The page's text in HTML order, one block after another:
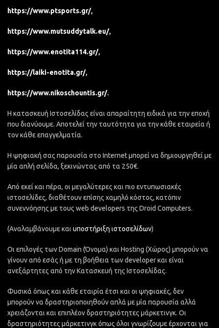
https://www.ptsports.gr/,
https://www.mutsuddytalk.eu/,
https://www.enotita114.gr/,
https://laiki-enotita.gr/,
https://www.nikoschountis.gr/.
Η κατασκευή Ιστοσελίδας είναι απαραίτητη ειδικά για την εποχή
που διανύουμε. Αποτελεί την ταυτότητα για την κάθε εταιρεία ή
τον κάθε επαγγελματία.
Η ψηφιακή σας παρουσία στο Internet μπορεί να δημιουργηθεί με
μία απλή σελίδα, ξεκινώντας από τα 250€.
Από εκεί και πέρα, οι μεγαλύτερες και πιο εντυπωσιακές
ιστοσελίδες, διαθέτουν επίσης χαμηλό κόστος, κατόπιν
συνεννόησης με τους web developers της Droid Computers.
(Αναλαμβάνουμε και υποστήριξη ιστοσελίδων)
Οι επιλογές των Domain (Όνομα) και Hosting (Χώρος) μπορούν να
γίνουν από εσάς ή με τη βοήθεια των developer και είναι
ανεξάρτητες από την Κατασκευή της Ιστοσελίδας.
Φυσικά όπως και κάθε εταιρία έτσι και οι ψηφιακές, δεν
μπορούν να δραστηριοποιηθούν απλά με μία παρουσία αλλά
χρειάζονται και επιπλέον δραστηριότητες μάρκετινγκ. Οι
δραστηριότητες μάρκετινγκ όπως όλοι γνωρίζουμε έρχονται για